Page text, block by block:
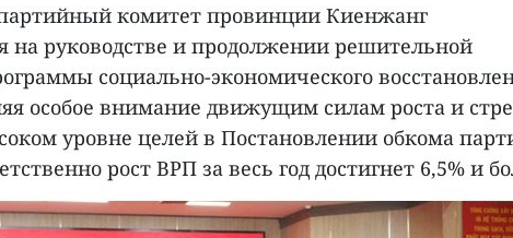
комитет провинции Киенжанг
на руководстве и продолжении решительной
социально-экономического
особое внимание движущим силам роста и
уровне целей в Постановлении обкома
рост ВРП за весь год достигнет 6,5% и